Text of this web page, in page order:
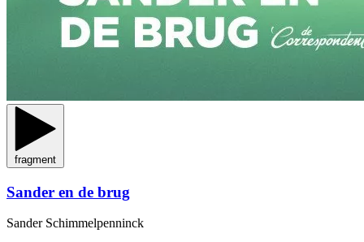
fragment
Sander en de brug
Sander Schimmelpenninck